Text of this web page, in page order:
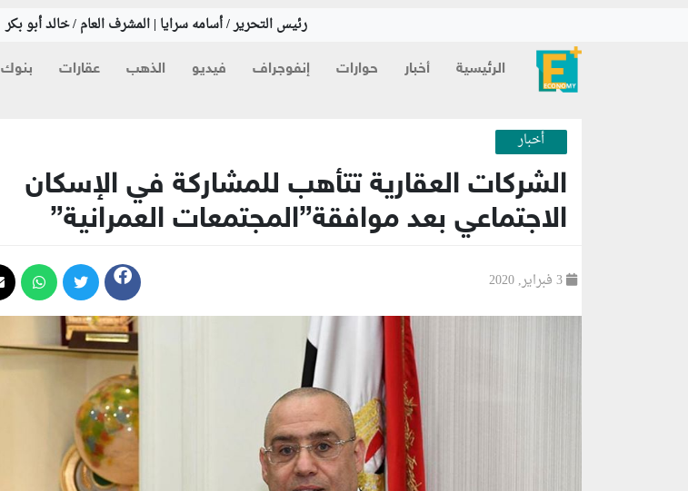
رئيس التحرير / أسامه سرايا | المشرف العام / خالد أبو بكر
الرئيسية أخبار حوارات إنفوجراف فيديو الذهب عقارات بنوك
أخبار
الشركات العقارية تتأهب للمشاركة في الإسكان
الاجتماعي بعد موافقة”المجتمعات العمرانية”